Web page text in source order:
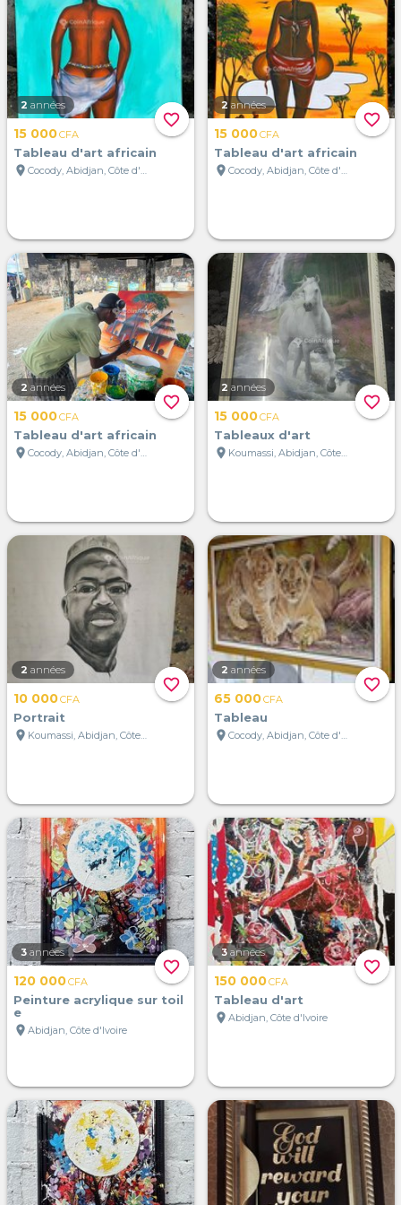
favorite_border
2 années
15 000CFA
Tableau d'art africain
location_on
Cocody, Abidjan, Côte d'Ivoire
favorite_border
2 années
15 000CFA
Tableau d'art africain
location_on
Cocody, Abidjan, Côte d'Ivoire
favorite_border
2 années
15 000CFA
Tableau d'art africain
location_on
Cocody, Abidjan, Côte d'Ivoire
favorite_border
2 années
15 000CFA
Tableaux d'art
location_on
Koumassi, Abidjan, Côte d'Ivoire
favorite_border
2 années
10 000CFA
Portrait
location_on
Koumassi, Abidjan, Côte d'Ivoire
favorite_border
2 années
65 000CFA
Tableau
location_on
Cocody, Abidjan, Côte d'Ivoire
favorite_border
3 années
120 000CFA
Peinture acrylique sur toil
e
location_on Abidjan, Côte d'Ivoire
favorite_border
3 années
150 000CFA
Tableau d'art
location_on Abidjan, Côte d'Ivoire